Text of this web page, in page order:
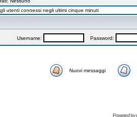
utenti connessi negli ultimi cinque minuti
Username: Password:
Nuovi messaggi
Powered by